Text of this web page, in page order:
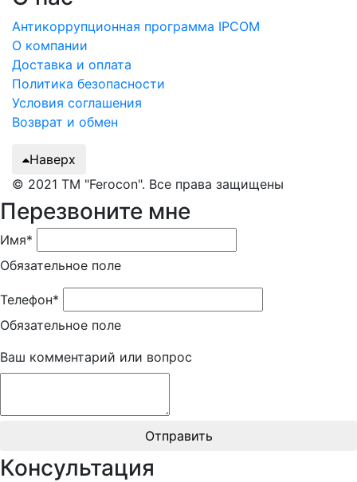
Антикоррупционная программа IPCOM
О компании
Доставка и оплата
Политика безопасности
Условия соглашения
Возврат и обмен
Наверх
© 2021 ТМ "Ferocon". Все права защищены
Перезвоните мне
Имя*
Обязательное поле
Телефон*
Обязательное поле
Ваш комментарий или вопрос
Отправить
Консультация